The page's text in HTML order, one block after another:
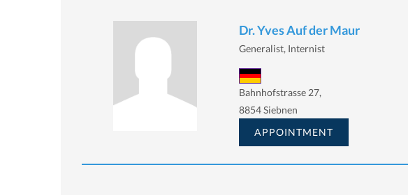
Dr. Yves Auf der Maur
Generalist, Internist
Bahnhofstrasse 27,
8854 Siebnen
APPOINTMENT